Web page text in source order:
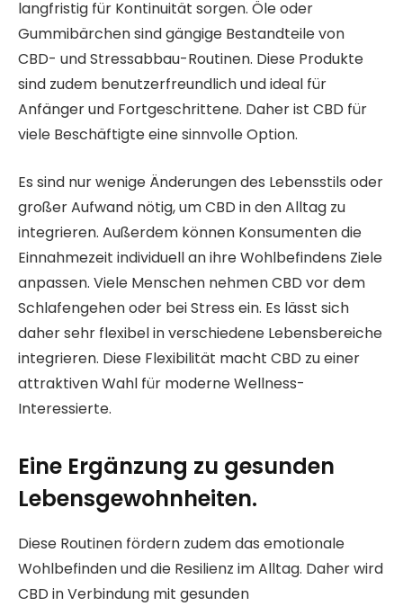
langfristig für Kontinuität sorgen. Öle oder
Gummibärchen sind gängige Bestandteile von
CBD- und Stressabbau-Routinen. Diese Produkte
sind zudem benutzerfreundlich und ideal für
Anfänger und Fortgeschrittene. Daher ist CBD für
viele Beschäftigte eine sinnvolle Option.
Es sind nur wenige Änderungen des Lebensstils oder
großer Aufwand nötig, um CBD in den Alltag zu
integrieren. Außerdem können Konsumenten die
Einnahmezeit individuell an ihre Wohlbefindens Ziele
anpassen. Viele Menschen nehmen CBD vor dem
Schlafengehen oder bei Stress ein. Es lässt sich
daher sehr flexibel in verschiedene Lebensbereiche
integrieren. Diese Flexibilität macht CBD zu einer
attraktiven Wahl für moderne Wellness-
Interessierte.
Eine Ergänzung zu gesunden
Lebensgewohnheiten.
Diese Routinen fördern zudem das emotionale
Wohlbefinden und die Resilienz im Alltag. Daher wird
CBD in Verbindung mit gesunden